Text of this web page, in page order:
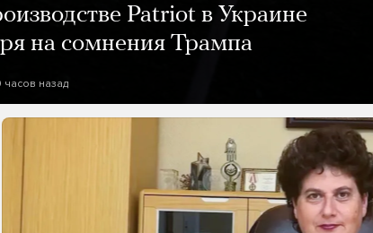
Patriot в Украине
на сомнения Трампа
часов назад